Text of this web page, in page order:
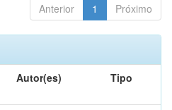
Anterior 1 Próximo
Autor(es) Tipo